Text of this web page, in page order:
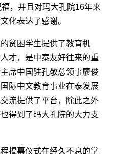
，并且对玛大孔院16年来
化表达了感谢。
困学生提供了教育机
才，是中泰友好往来的重
席中国驻孔敬总领事廖俊
际中文教育事业在泰发展
流提供了平台，除此之外
得到了玛大孔院的大力支
幕仪式在经久不息的掌